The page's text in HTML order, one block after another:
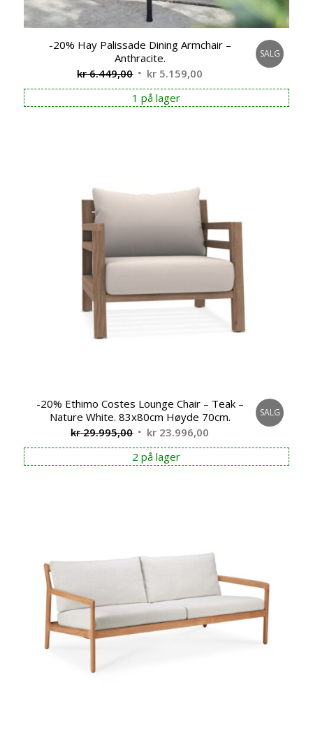
-20% Hay Palissade Dining Armchair –
Anthracite.
kr6.449,00 Opprinnelig
pris
var:
kr 5.159,00
pris
er:
SALG
1 på lager
-20% Ethimo Costes Lounge Chair – Teak –
Nature White. 83x80cm Høyde 70cm.
kr29.995,00 Opprinnelig
pris
var:
kr 23.996,00
pris
er:
SALG
2 på lager